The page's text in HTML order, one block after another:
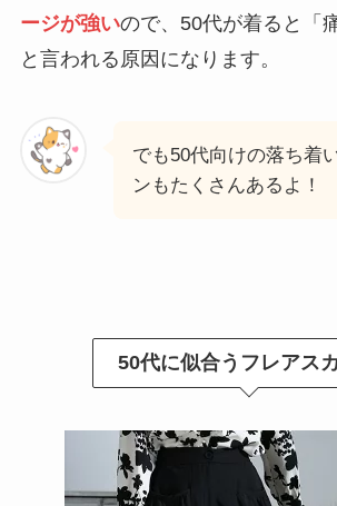
ージが強いので、50代が着ると「
と言われる原因になります。
でも50代向けの落ち着
ンもたくさんあるよ！
50代に似合うフレアス